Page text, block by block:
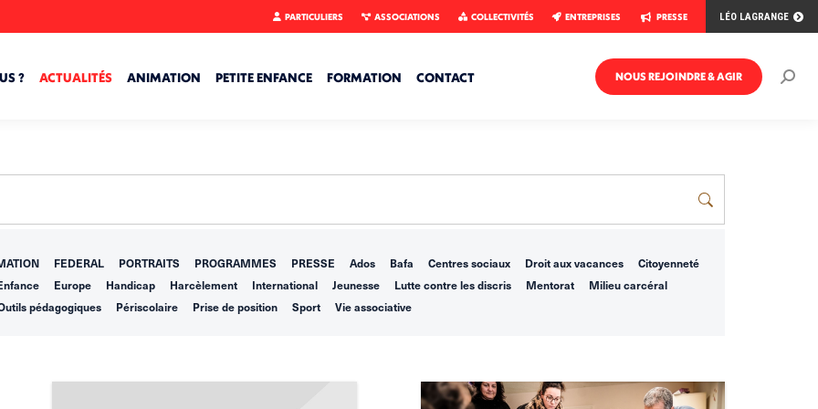
PARTICULIERS ASSOCIATIONS COLLECTIVITÉS ENTREPRISES PRESSE LÉO LAGRANGE
? ACTUALITÉS ANIMATION PETITE ENFANCE FORMATION CONTACT NOUS REJOINDRE & AGIR
FEDERAL PORTRAITS PROGRAMMES PRESSE Ados Bafa Centres sociaux Droit aux vacances
Citoyenneté
Europe Handicap Harcèlement International Jeunesse Lutte contre les discris Mentorat
Milieu carcéral
pédagogiques
Périscolaire Prise de position Sport Vie associative